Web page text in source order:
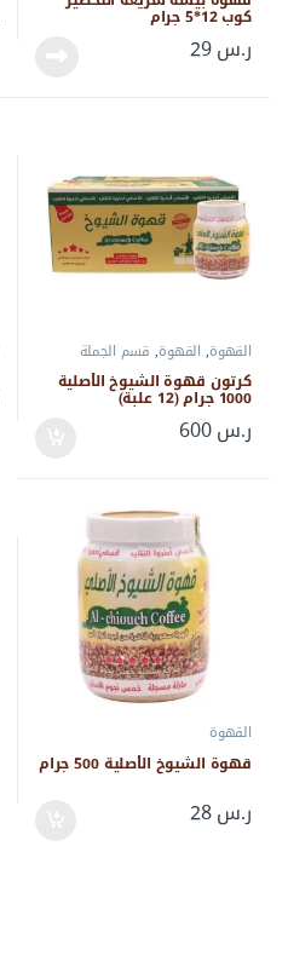
كوب 12*5 جرام
ر.س29
القهوة, القهوة, قسم الجملة
كرتون قهوة الشيوخ الأصلية
1000 جرام (12 علبة)
ر.س600
القهوة
قهوة الشيوخ الأصلية 500 جرام
ر.س28